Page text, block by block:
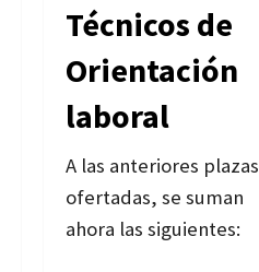
Técnicos de
Orientación
laboral
A las anteriores plazas
ofertadas, se suman
ahora las siguientes: